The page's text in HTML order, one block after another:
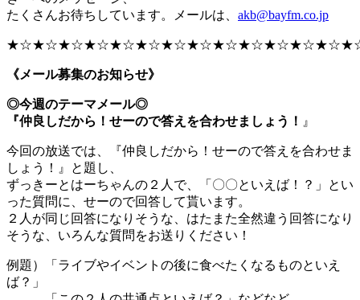
たくさんお待ちしています。メールは、 akb@bayfm.co.jp
《メール募集のお知らせ》
◎今週のテーマメール◎
『仲良しだから！せーので答えを合わせましょう！ 』
今回の放送では、『仲良しだから！せーので答えを合わせま
しょう！』と題し、
ずっきーとはーちゃんの２人で、「〇〇といえば！？」とい
った質問に、せーので回答して貰います。
２人が同じ回答になりそうな、はたまた全然違う回答になり
そうな、いろんな質問をお送りください！
例題）「ライブやイベントの後に食べたくなるものといえ
ば？」